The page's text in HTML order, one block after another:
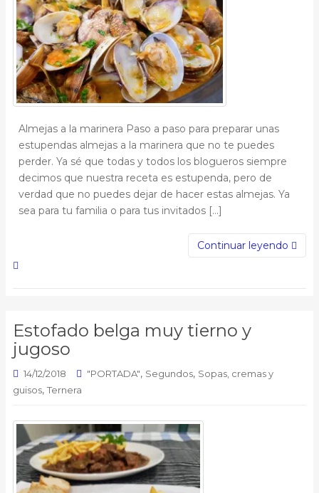
Almejas a la marinera Paso a paso para preparar unas
estupendas almejas a la marinera que no te puedes
perder. Ya sé que todas y todos los blogueros siempre
decimos que nuestra receta es estupenda, pero de
verdad que no puedes dejar de hacer estas almejas. Ya
sea para tu familia o para tus invitados […]
Continuar leyendo
Estofado belga muy tierno y
jugoso
14/12/2018 "PORTADA", Segundos, Sopas, cremas y
guisos, Ternera